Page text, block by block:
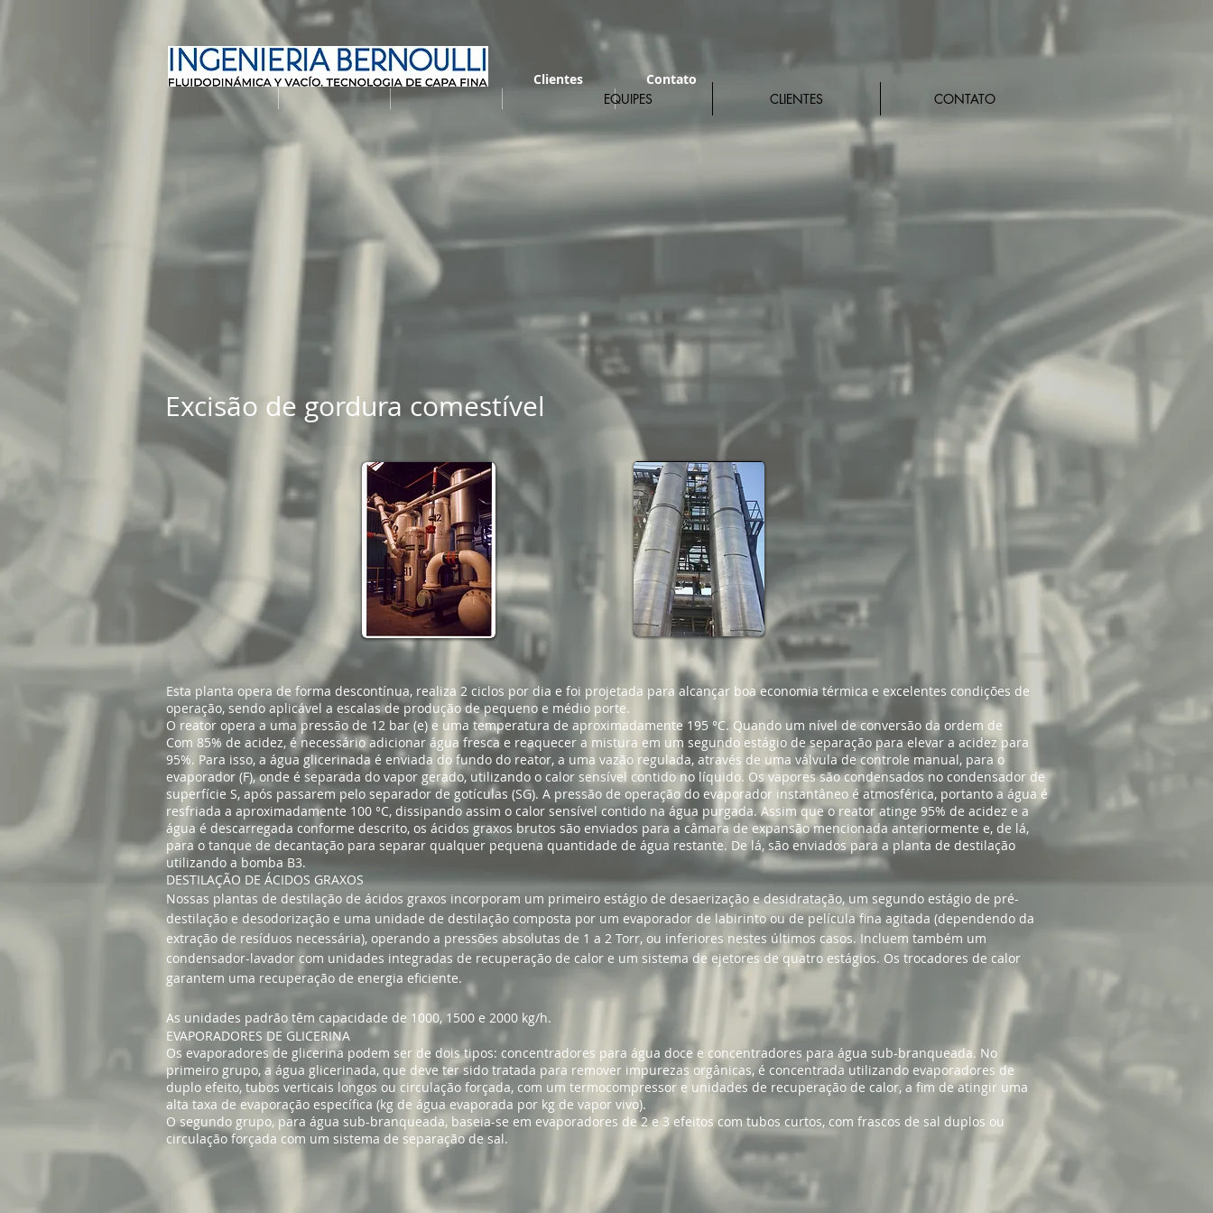
EQUIPES CLIENTES CONTATO
Produtos Multimídia Nós Clientes Contato
Excisão de gordura comestível
Esta planta opera de forma descontínua, realiza 2 ciclos por dia e foi projetada para alcançar boa economia térmica e excelentes condições de
operação, sendo aplicável a escalas de produção de pequeno e médio porte.
O reator opera a uma pressão de 12 bar (e) e uma temperatura de aproximadamente 195 °C. Quando um nível de conversão da ordem de
Com 85% de acidez, é necessário adicionar água fresca e reaquecer a mistura em um segundo estágio de separação para elevar a acidez para
95%. Para isso, a água glicerinada é enviada do fundo do reator, a uma vazão regulada, através de uma válvula de controle manual, para o
evaporador (F), onde é separada do vapor gerado, utilizando o calor sensível contido no líquido. Os vapores são condensados no condensador de
superfície S, após passarem pelo separador de gotículas (SG). A pressão de operação do evaporador instantâneo é atmosférica, portanto a água é
resfriada a aproximadamente 100 °C, dissipando assim o calor sensível contido na água purgada. Assim que o reator atinge 95% de acidez e a
água é descarregada conforme descrito, os ácidos graxos brutos são enviados para a câmara de expansão mencionada anteriormente e, de lá,
para o tanque de decantação para separar qualquer pequena quantidade de água restante. De lá, são enviados para a planta de destilação
utilizando a bomba B3.
DESTILAÇÃO DE ÁCIDOS GRAXOS
Nossas plantas de destilação de ácidos graxos incorporam um primeiro estágio de desaerização e desidratação, um segundo estágio de pré-
destilação e desodorização e uma unidade de destilação composta por um evaporador de labirinto ou de película fina agitada (dependendo da
extração de resíduos necessária), operando a pressões absolutas de 1 a 2 Torr, ou inferiores nestes últimos casos. Incluem também um
condensador-lavador com unidades integradas de recuperação de calor e um sistema de ejetores de quatro estágios. Os trocadores de calor
garantem uma recuperação de energia eficiente.
As unidades padrão têm capacidade de 1000, 1500 e 2000 kg/h.
EVAPORADORES DE GLICERINA
Os evaporadores de glicerina podem ser de dois tipos: concentradores para água doce e concentradores para água sub-branqueada. No
primeiro grupo, a água glicerinada, que deve ter sido tratada para remover impurezas orgânicas, é concentrada utilizando evaporadores de
duplo efeito, tubos verticais longos ou circulação forçada, com um termocompressor e unidades de recuperação de calor, a fim de atingir uma
alta taxa de evaporação específica (kg de água evaporada por kg de vapor vivo).
O segundo grupo, para água sub-branqueada, baseia-se em evaporadores de 2 e 3 efeitos com tubos curtos, com frascos de sal duplos ou
circulação forçada com um sistema de separação de sal.